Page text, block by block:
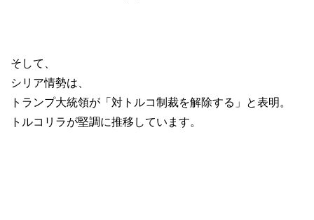
そして、
シリア情勢は、
トランプ大統領が「対トルコ制裁を解除する」と表明。
トルコリラが堅調に推移しています。